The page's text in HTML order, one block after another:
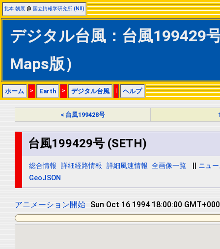
北本 朝展 @ 国立情報学研究所 (NII)
デジタル台風：台風199429
Maps版）
ホーム > Earth > デジタル台風 | ヘルプ
< 台風199428号
台風199429号 (SETH)
総合情報 詳細経路情報 詳細風速情報 全画像一覧
ニュ
GeoJSON
アニメーション開始 Sun Oct 16 1994 18:00:00